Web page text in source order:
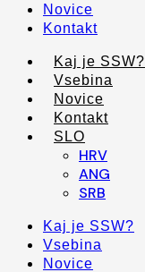
Novice
Kontakt
Kaj je SSW?
Vsebina
Novice
Kontakt
SLO
HRV
ANG
SRB
Kaj je SSW?
Vsebina
Novice